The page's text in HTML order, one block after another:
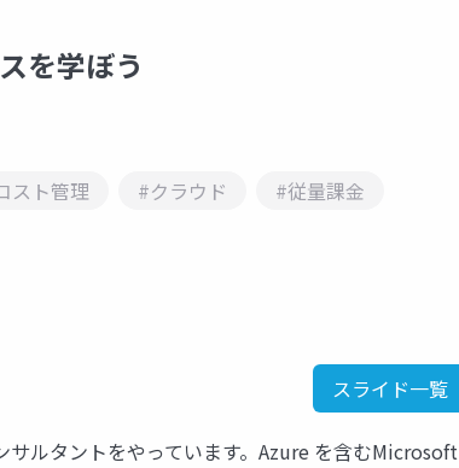
を学ぼう
スト管理 #クラウド #従量課金
スライド一覧
ルタントをやっています。Azure を含むMicrosoft